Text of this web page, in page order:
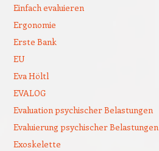
Einfach evaluieren
Ergonomie
Erste Bank
EU
Eva Höltl
EVALOG
Evaluation psychischer Belastungen
Evaluierung psychischer Belastungen
Exoskelette